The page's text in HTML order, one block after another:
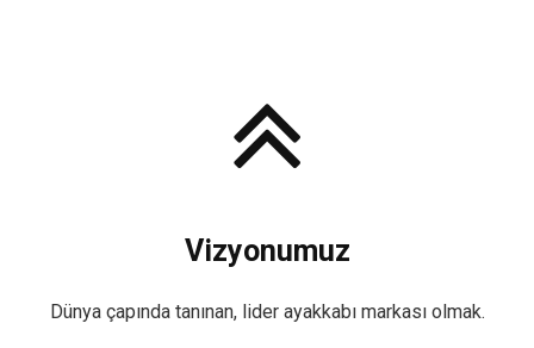
Vizyonumuz
Dünya çapında tanınan, lider ayakkabı markası olmak.